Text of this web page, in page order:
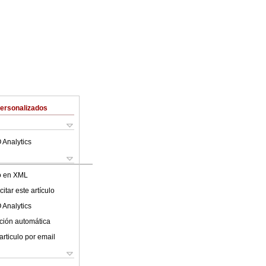
Analytics
en XML
este artículo
Analytics
automática
por email